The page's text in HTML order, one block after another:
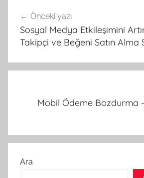
gezinmesi
Önceki yazı
Sosyal Medya Etkileşimini
Takipçi ve Beğeni Satın Alma
Mobil Ödeme Bozdurma
Ara